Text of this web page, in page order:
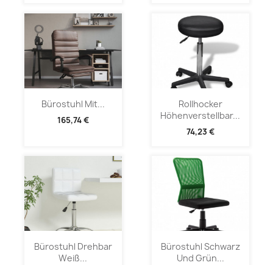
Bürostuhl Mit...
165,74 €
Rollhocker
Höhenverstellbar...
74,23 €
Bürostuhl Drehbar
Weiß...
Bürostuhl Schwarz
Und Grün...